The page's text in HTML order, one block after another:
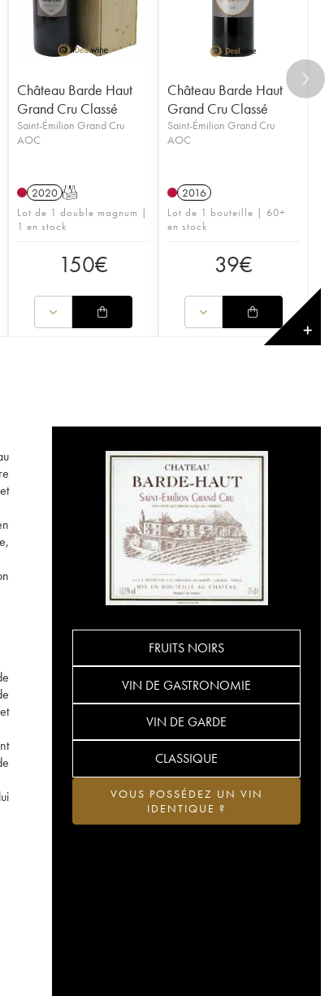
Château Barde Haut
Grand Cru Classé
Saint-Émilion Grand Cru
AOC
2020 T
Lot de 1 double magnum |
1 en stock
150€
Château Barde Haut
Grand Cru Classé
Saint-Émilion Grand Cru
AOC
2016
Lot de 1 bouteille | 60+
en stock
39€
✕
FRUITS NOIRS
VIN DE GASTRONOMIE
VIN DE GARDE
CLASSIQUE
VOUS POSSÉDEZ UN VIN
IDENTIQUE ?